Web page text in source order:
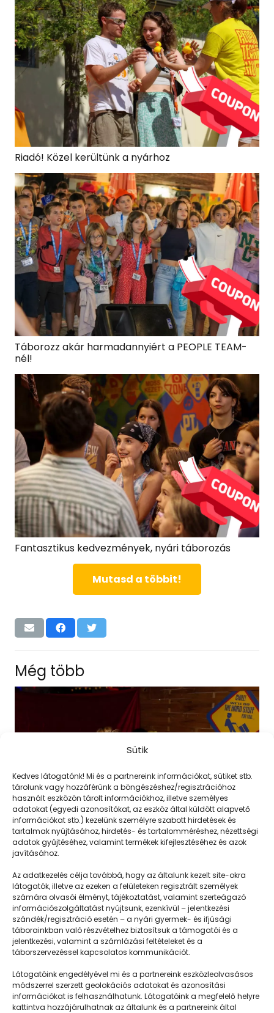
Sütik
Kedves látogatónk! Mi és a partnereink információkat, sütiket stb.
tárolunk vagy hozzáférünk a böngészéshez/regisztrációhoz
használt eszközön tárolt információkhoz, illetve személyes
adatokat (egyedi azonosítókat, az eszköz által küldött alapvető
információkat stb.) kezelünk személyre szabott hirdetések és
tartalmak nyújtásához, hirdetés- és tartalomméréshez, nézettségi
adatok gyűjtéséhez, valamint termékek kifejlesztéséhez és azok
javításához.
Az adatkezelés célja továbbá, hogy az általunk kezelt site-okra
látogatók, illetve az ezeken a felületeken regisztrált személyek
számára olvasói élményt, tájékoztatást, valamint szerteágazó
információszolgáltatást nyújtsunk, ezenkívül – jelentkezési
szándék/regisztráció esetén – a nyári gyermek- és ifjúsági
táborainkban való részvételhez biztosítsuk a támogatói és a
jelentkezési, valamint a számlázási feltételeket és a
táborszervezéssel kapcsolatos kommunikációt.
Látogatóink engedélyével mi és a partnereink eszközleolvasásos
módszerrel szerzett geolokációs adatokat és azonosítási
információkat is felhasználhatunk. Látogatóink a megfelelő helyre
kattintva hozzájárulhatnak az általunk és a partnereink által
Riadó! Közel kerültünk a nyárhoz
Táborozz akár harmadannyiért a PEOPLE TEAM-
nél!
Fantasztikus kedvezmények, nyári táborozás
Mutasd a többit!
Még több
Gyertyák és medvék